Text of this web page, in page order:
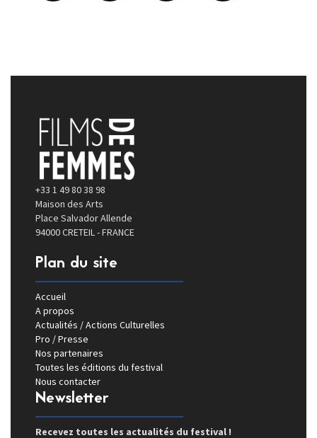
+33 1 49 80 38 98
Maison des Arts
Place Salvador Allende
94000 CRETEIL - FRANCE
Plan du site
Accueil
A propos
Actualités / Actions Culturelles
Pro / Presse
Nos partenaires
Toutes les éditions du festival
Nous contacter
Newsletter
Recevez toutes les actualités du festival !